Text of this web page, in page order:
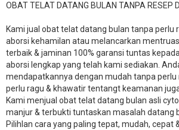
OBAT TELAT DATANG BULAN TANPA RESEP
Kami jual obat telat datang bulan tanpa perlu
aborsi kehamilan atau melancarkan
terbaik & jaminan 100% garansi tuntas
aborsi lengkap yang telah kami sediakan.
mendapatkannya dengan mudah tanpa
perlu ragu & khawatir tentangt keamanan
Kami menjual obat telat datang bulan asli
manjur & terbukti tuntaskan masalah datang
Pilihlan cara yang paling tepat, mudah, cepat